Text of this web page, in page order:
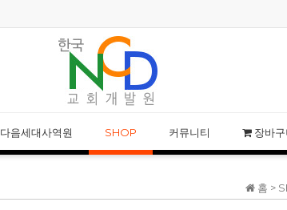
NCD 사칭 성경공부 모임 주의 안내
다음세대사역원 SHOP 커뮤니티 장바
홈 >